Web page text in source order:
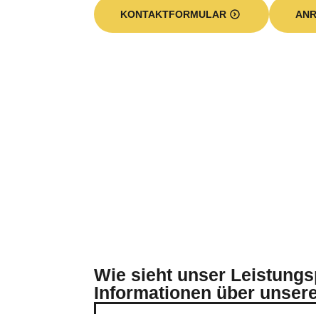
KONTAKTFORMULAR
Wie sieht unser
Informationen über